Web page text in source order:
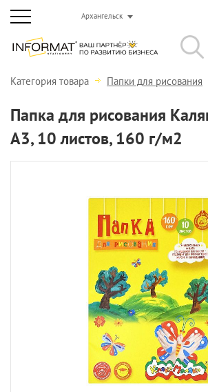
Архангельск
Категория товара Папки для рисования
Папка для рисования
А3, 10 листов, 160 г/м2